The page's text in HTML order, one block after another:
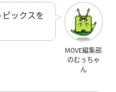
MOVE編集部
のむぅちゃ
ん
ックスを